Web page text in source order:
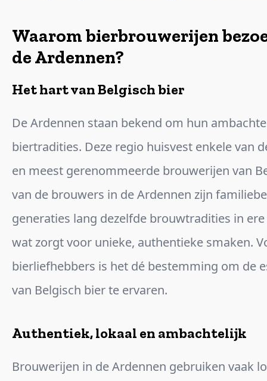
Waarom bierbrouwerijen
de Ardennen?
Het hart van Belgisch bier
De Ardennen staan bekend om hun
biertradities. Deze regio huisvest enkele van
en meest gerenommeerde brouwerijen van
van de brouwers in de Ardennen zijn
generaties lang dezelfde brouwtradities in
wat zorgt voor unieke, authentieke smaken.
bierliefhebbers is het dé bestemming om de
van Belgisch bier te ervaren.
Authentiek, lokaal en ambachtelijk
Brouwerijen in de Ardennen gebruiken vaak